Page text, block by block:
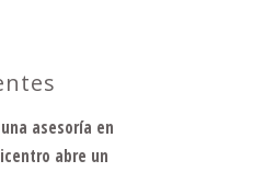
asesoría en
abre un